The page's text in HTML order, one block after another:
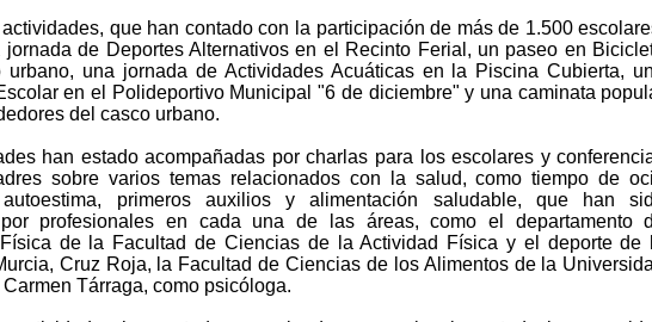
que han contado con la participación de más de 1.500
jornada de Deportes Alternativos en el Recinto Ferial, un paseo en
urbano, una jornada de Actividades Acuáticas en la Piscina Cubierta,
en el Polideportivo Municipal "6 de diciembre" y una caminata
del casco urbano.
han estado acompañadas por charlas para los escolares y
sobre varios temas relacionados con la salud, como tiempo de
autoestima, primeros auxilios y alimentación saludable, que han
por profesionales en cada una de las áreas, como el departamento
de la Facultad de Ciencias de la Actividad Física y el deporte de
Cruz Roja, la Facultad de Ciencias de los Alimentos de la
Tárraga, como psicóloga.